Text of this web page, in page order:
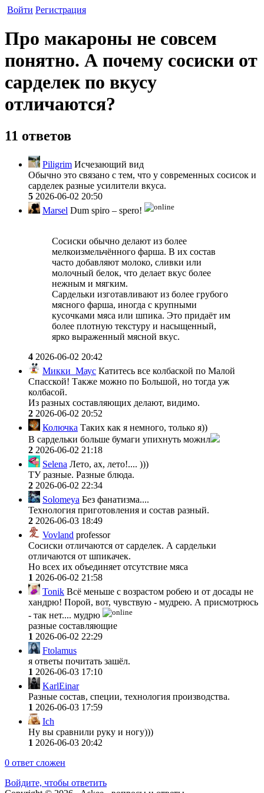
Войти Регистрация
Про макароны не совсем
понятно. А почему сосиски от
сарделек по вкусу
отличаются?
11 ответов
Piligrim Исчезающий вид
Обычно это связано с тем, что у современных сосисок и
сарделек разные усилители вкуса.
5 2026-06-02 20:50
Marsel Dum spiro – spero!
Сосиски обычно делают из более
мелкоизмельчённого фарша. В их состав
часто добавляют молоко, сливки или
молочный белок, что делает вкус более
нежным и мягким.
Сардельки изготавливают из более грубого
мясного фарша, иногда с крупными
кусочками мяса или шпика. Это придаёт им
более плотную текстуру и насыщенный,
ярко выраженный мясной вкус.
4 2026-06-02 20:42
Микки_Маус Катитесь все колбаской по Малой
Спасской! Также можно по Большой, но тогда уж
колбасой.
Из разных составляющих делают, видимо.
2 2026-06-02 20:52
Колючка Таких как я немного, только я))
В сардельки больше бумаги упихнуть можнл
2 2026-06-02 21:18
Selena Лето, ах, лето!.... )))
ТУ разные. Разные блюда.
2 2026-06-02 22:34
Solomeya Без фанатизма....
Технология приготовления и состав разный.
2 2026-06-03 18:49
Vovland professor
Сосиски отличаются от сарделек. А сардельки
отличаются от шпикачек.
Но всех их объединяет отсутствие мяса
1 2026-06-02 21:58
Tonik Всё меньше с возрастом робею и от досады не
хандрю! Порой, вот, чувствую - мудрею. А присмотрюсь
- так нет.... мудрю
разные составляющие
1 2026-06-02 22:29
Ftolamus
я ответы почитать зашёл.
1 2026-06-03 17:10
KarlEinar
Разные состав, специи, технология производства.
1 2026-06-03 17:59
Ich
Ну вы сравнили руку и ногу)))
1 2026-06-03 20:42
0 ответ сложен
Войдите, чтобы ответить